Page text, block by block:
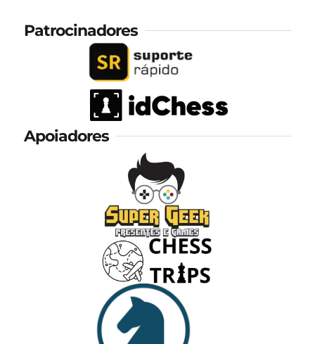
Patrocinadores
Apoiadores